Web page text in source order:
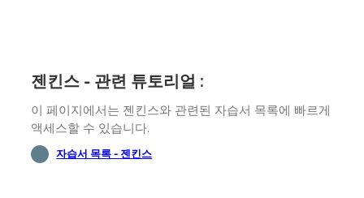
젠킨스 - 관련 튜토리얼 :
이 페이지에서는 젠킨스와 관련된 자습서 목록에 빠르게
액세스할 수 있습니다.
자습서 목록 - 젠킨스